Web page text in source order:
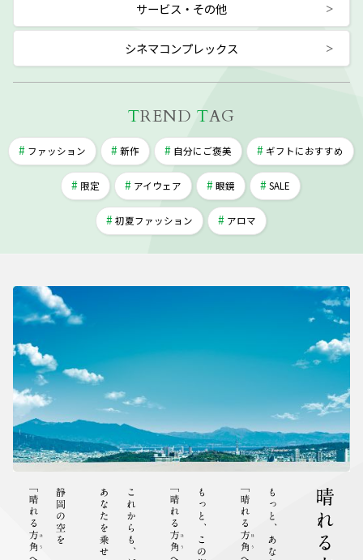
サービス・その他
シネマコンプレックス
TREND TAG
ファッション 新作 自分にご褒美 ギフトにおすすめ
限定 アイウェア 眼鏡 SALE
初夏ファッション アロマ